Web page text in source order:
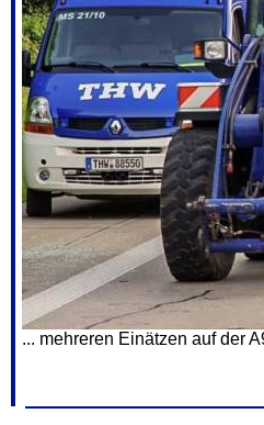
... mehreren Einätzen auf der